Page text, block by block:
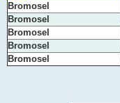
Bromosel
Bromosel
Bromosel
Bromosel
Bromosel